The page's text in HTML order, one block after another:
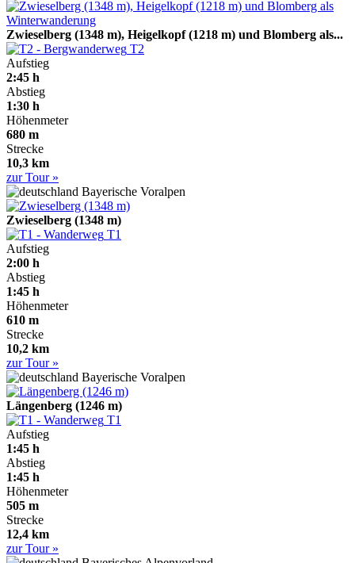
Zwieselberg (1348 m), Heigelkopf (1218 m) und Blomberg als...
T2
Aufstieg
2:45 h
Abstieg
1:30 h
Höhenmeter
680 m
Strecke
10,3 km
zur Tour »
Bayerische Voralpen
Zwieselberg (1348 m)
T1
Aufstieg
2:00 h
Abstieg
1:45 h
Höhenmeter
610 m
Strecke
10,2 km
zur Tour »
Bayerische Voralpen
Längenberg (1246 m)
T1
Aufstieg
1:45 h
Abstieg
1:45 h
Höhenmeter
505 m
Strecke
12,4 km
zur Tour »